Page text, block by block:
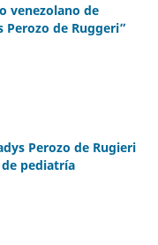
venezolano de
de Ruggeri”
Perozo de Rugieri
pediatría